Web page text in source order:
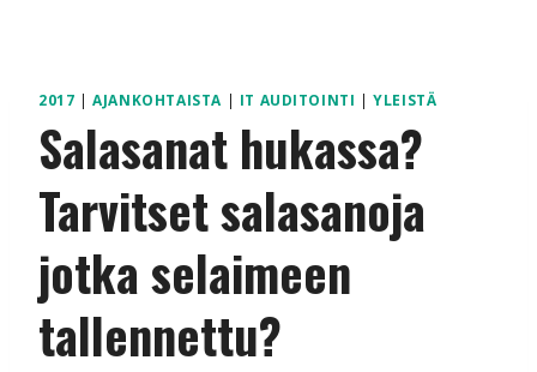
2017 |AJANKOHTAISTA | IT AUDITOINTI |YLEISTÄ
Salasanat hukassa?
Tarvitset salasanoja
jotka selaimeen
tallennettu?